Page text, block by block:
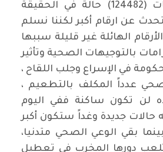
وحسب الاحصائيات (124482) حالة في الحقيقة
عن ارقام أكبر لكننا نسلم
الهائلة غير قليلة سببها
بالتوجيهات الصحية وتأثير
في الإسراع وجلب اللقاح ،
عدداً المكلف بالتطعيم ،
لن تكون ساكنة ففي اليوم
حالات جديدة وغداً ستكون أكبر
بقي الوعي الصحي متدنيا،
دورها المخرب في تعطيل